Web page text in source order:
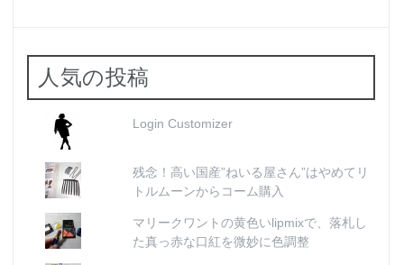
人気の投稿
Login Customizer
残念！高い国産”ねいる屋さん”はやめてリ
トルムーンからコーム購入
マリークワントの黄色いlipmixで、落札し
た真っ赤な口紅を微妙に色調整